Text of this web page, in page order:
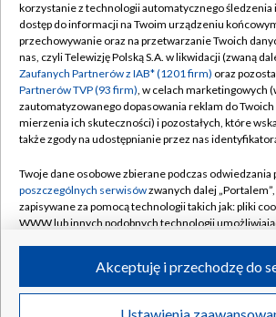
TVP
Abonament TVP
Emisja w TVP
Centrum informacji TVP
Naziemna Telewizja Cyfrowa
Rada Programowa
System NOS
Informacje o nadawcy
Program dla prasy
Regulamin TVP
Polityka prywatności
Moje zgody
Pomoc
Kontakt
Kanały
©2026 Telewizja Polska S.A. w
korzystanie z technologii automatycznego śledzenia
dostęp do informacji na Twoim urządzeniu
przechowywanie oraz na przetwarzanie Twoich
nas, czyli Telewizję Polską S.A. w likwidacji (zwaną
Zaufanych Partnerów z IAB* (1201 firm) oraz
Partnerów TVP (93 firm), w celach marketingowych
zautomatyzowanego dopasowania reklam do
mierzenia ich skuteczności) i pozostałych, które
także zgody na udostępnianie przez nas
Twoje dane osobowe zbierane podczas odwiedzania
poszczególnych serwisówzwanych dalej
zapisywane za pomocą technologii takich jak: pliki
WWW lub innych podobnych technologii
ruchu w Internecie.
Twoje dane osobowe zbierane podczas odwiedzania
Akceptuję i przechodzę do